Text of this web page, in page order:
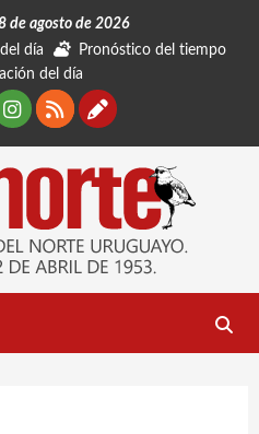
de agosto de 2026
día
Pronóstico del tiempo
del día
Instagram
RSSContáctanos